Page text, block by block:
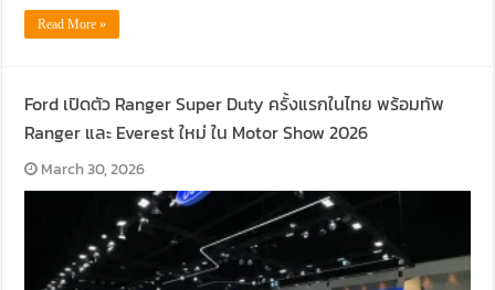
Read More »
Ford เปิดตัว Ranger Super Duty ครั้งแรกในไทย พร้อมทัพ
Ranger และ Everest ใหม่ ใน Motor Show 2026
March 30, 2026